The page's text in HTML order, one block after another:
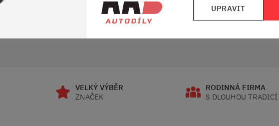
VELKÝ VÝBĚR
ZNAČEK
RODINNÁ FIRMA
S DLOUHOU TRADICÍ
UPRAVIT